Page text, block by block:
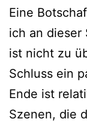
Eine
ich an die­ser
ist nicht zu
Schluss ein
Ende ist
Szenen, die